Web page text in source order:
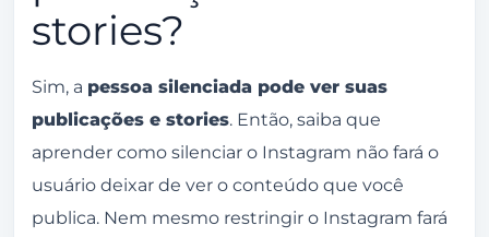
stories?
Sim, a pessoa silenciada pode ver suas
publicações e stories. Então, saiba que
aprender como silenciar o Instagram não fará o
usuário deixar de ver o conteúdo que você
publica. Nem mesmo restringir o Instagram fará